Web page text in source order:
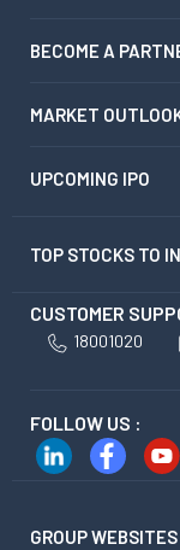
BECOME A
MARKET
UPCOMING IPO
TOP STOCKS TO
CUSTOMER
18001020
FOLLOW US :
GROUP